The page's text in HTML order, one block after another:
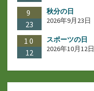
9
23
秋分の日
2026年9月23日
10
12
スポーツの日
2026年10月12日